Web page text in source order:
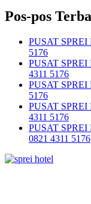
Pos-pos
PUSAT SPREI
5176
PUSAT
4311 5176
PUSAT
5176
PUSAT
4311 5176
PUSAT
0821 4311 5176